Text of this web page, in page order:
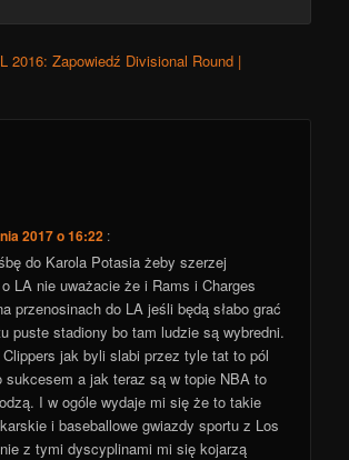
2016: Zapowiedź Divisional Round |
2017 o 16:22 :
do Karola Potasia żeby szerzej
LA nie uważacie że i Rams i Charges
przenosinach do LA jeśli będą słabo grać
puste stadiony bo tam ludzie są wybredni.
jak byli slabi przez tyle tat to pól
sukcesem a jak teraz są w topie NBA to
I w ogóle wydaje mi się że to takie
i baseballowe gwiazdy sportu z Los
z tymi dyscyplinami mi się kojarzą